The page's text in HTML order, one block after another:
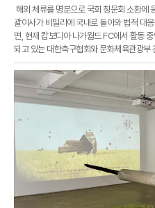
해외 체류를 명분으로 국회 청문회 소환에
괄이사가 비밀리에 국내로 돌아와 법적 대
면, 현재 캄보디아 나가월드 FC에서 활동
되고 있는 대한축구협회와 문화체육관광부